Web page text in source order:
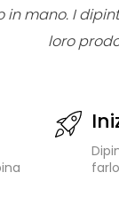
in mano. I
loro